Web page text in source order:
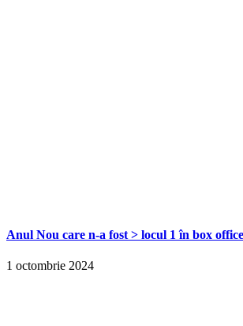
Anul Nou care n-a fost > locul 1 în box
1 octombrie 2024